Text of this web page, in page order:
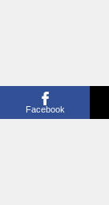
Facebook